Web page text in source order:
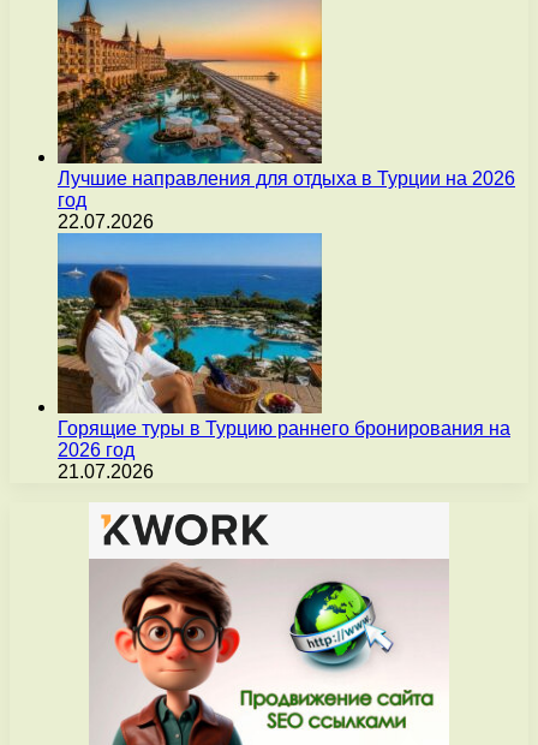
Лучшие направления для отдыха в Турции на 2026
год
22.07.2026
Горящие туры в Турцию раннего бронирования на
2026 год
21.07.2026